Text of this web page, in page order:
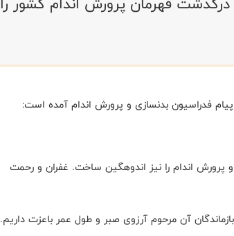
فدراسیون بدنسازی و پرورش اندام آمده است:
و پرورش اندام را نیز اندوهگین ساخت. غفران و رحمت
آن مرحوم آرزوی صبر و طول عمر باعزت داریم.